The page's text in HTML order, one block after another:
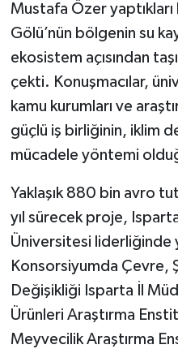
Mustafa Özer
Gölü’nün bölgenin su
ekosistem açısından
çekti. Konuşmacılar,
kamu kurumları ve
güçlü iş birliğinin, iklim
mücadele yöntemi
Yaklaşık 880 bin avro
yıl sürecek proje,
Üniversitesi liderliğinde
Konsorsiyumda Çevre,
Değişikliği Isparta İl
Ürünleri Araştırma
Meyvecilik Araştırma